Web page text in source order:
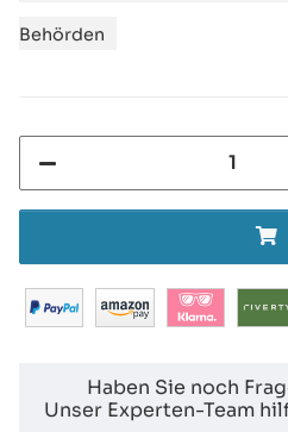
Behörden
Haben Sie noch
Unser Experten-Team